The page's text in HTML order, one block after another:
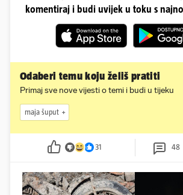
komentiraj i budi uvijek u toku s
Odaberi temu koju želiš pratiti
Primaj sve nove vijesti o temi i budi u tijeku
maja šuput
31 48